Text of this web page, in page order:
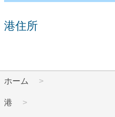
港住所
ホーム
港